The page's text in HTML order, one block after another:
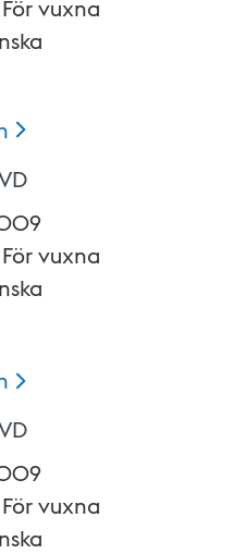
För vuxna
För vuxna
För vuxna